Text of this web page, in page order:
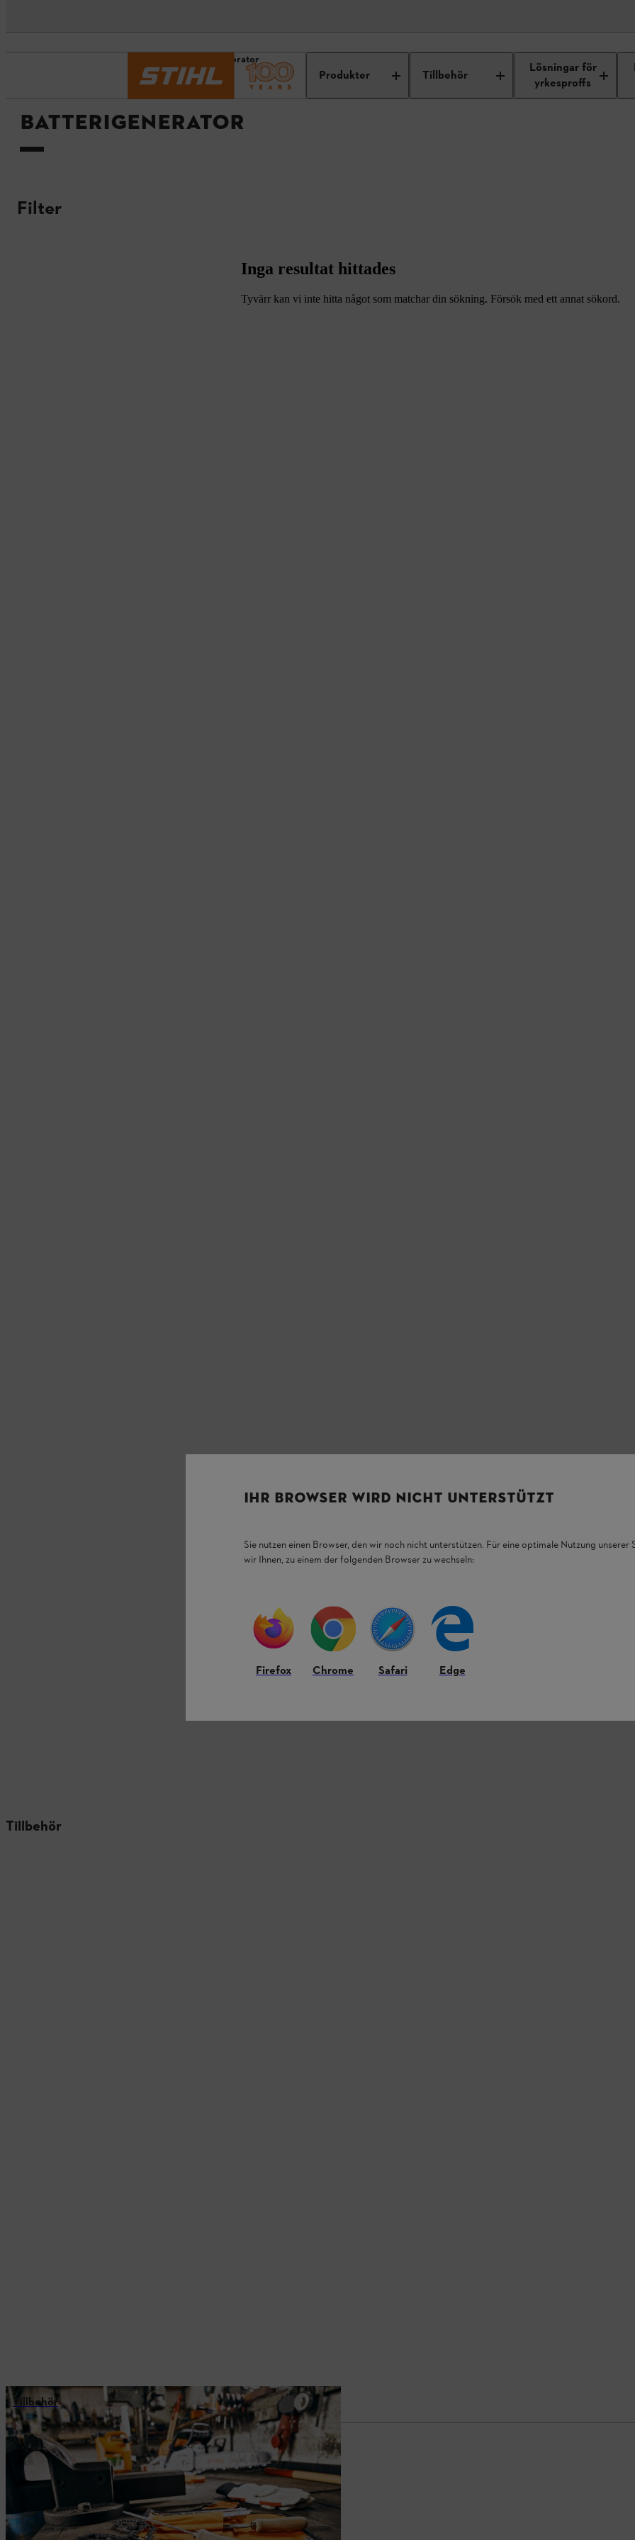
Produkter Tillbehör
Lösningar för
yrkesproffs
Batterigenerator
BATTERIGENERATOR
Filter
Inga resultat hittades
Tyvärr kan vi inte hitta något som matchar din sökning. Försök med ett annat sökord.
Tillbehör
Tillbehör
IHR BROWSER WIRD NICHT UNTERSTÜTZT
Sie nutzen einen Browser, den wir noch nicht unterstützen. Für eine optimale Nutzung unserer
wir Ihnen, zu einem der folgenden Browser zu wechseln:
Firefox Chrome Safari Edge